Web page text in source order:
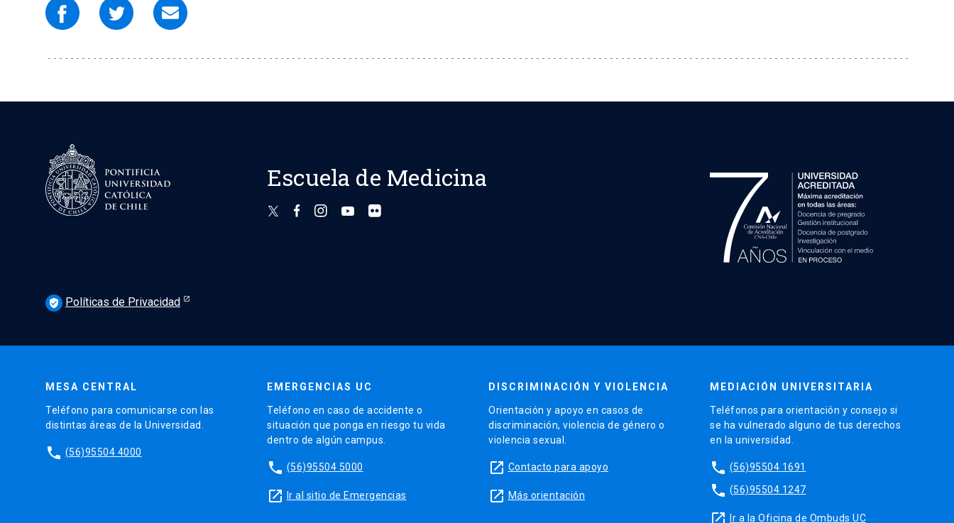
Escuela de Medicina
verified_user Políticas de Privacidad
MESA CENTRAL
Teléfono para comunicarse con las
distintas áreas de la Universidad.
phone (56)95504 4000
EMERGENCIAS UC
Teléfono en caso de accidente o
situación que ponga en riesgo tu vida
dentro de algún campus.
phone (56)95504 5000
launch Ir al sitio de Emergencias
DISCRIMINACIÓN Y VIOLENCIA
Orientación y apoyo en casos de
discriminación, violencia de género o
violencia sexual.
launch Contacto para apoyo
launch Más orientación
MEDIACIÓN UNIVERSITARIA
Teléfonos para orientación y consejo si
se ha vulnerado alguno de tus derechos
en la universidad.
phone (56)95504 1691
phone (56)95504 1247
launch Ir a la Oficina de Ombuds UC